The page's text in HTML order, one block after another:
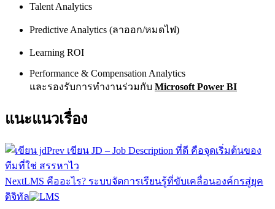
Talent Analytics
Predictive Analytics (ลาออก/หมดไฟ)
Learning ROI
Performance & Compensation Analytics
และรองรับการทำงานร่วมกับ Microsoft Power BI
แนะแนวเรื่อง
Prev เขียน JD – Job Description ที่ดี คือจุดเริ่มต้นของ
ทีมที่ใช่ สรรหาไว
NextLMS คืออะไร? ระบบจัดการเรียนรู้ที่ขับเคลื่อนองค์กรสู่ยุค
ดิจิทัล